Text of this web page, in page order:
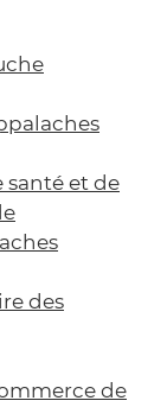
santé et de
des
de